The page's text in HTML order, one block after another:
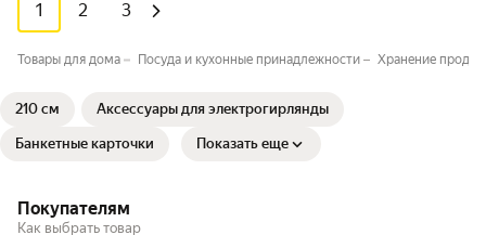
1 2 3
Товары для дома Посуда и кухонные принадлежности Хранение
210 см Аксессуары для электрогирлянды
Банкетные карточки Показать еще
Покупателям
Как выбрать товар